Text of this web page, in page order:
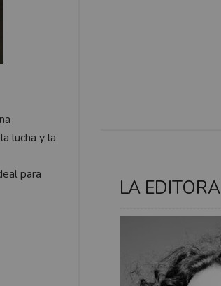
lucha y la
para
LA EDITORA